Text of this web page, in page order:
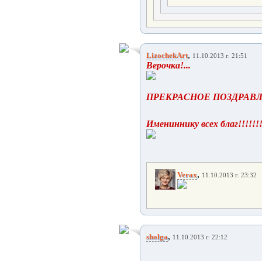
LizochekArt, 11.10.2013 г. 21:51
Верочка!...
ПРЕКРАСНОЕ
Имениннику всех
Verax, 11.10.2013 г. 23:32
sholga, 11.10.2013 г. 22:12